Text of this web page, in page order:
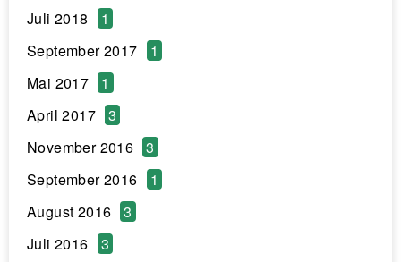
Juli 2018
1
September 2017
1
Mai 2017
1
April 2017
3
November 2016
3
September 2016
1
August 2016
3
Juli 2016
3